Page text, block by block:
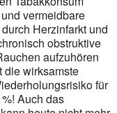
vermeidbare
Herzinfarkt und
obstruktive
aufzuhören
die wirksamste
für
Auch das